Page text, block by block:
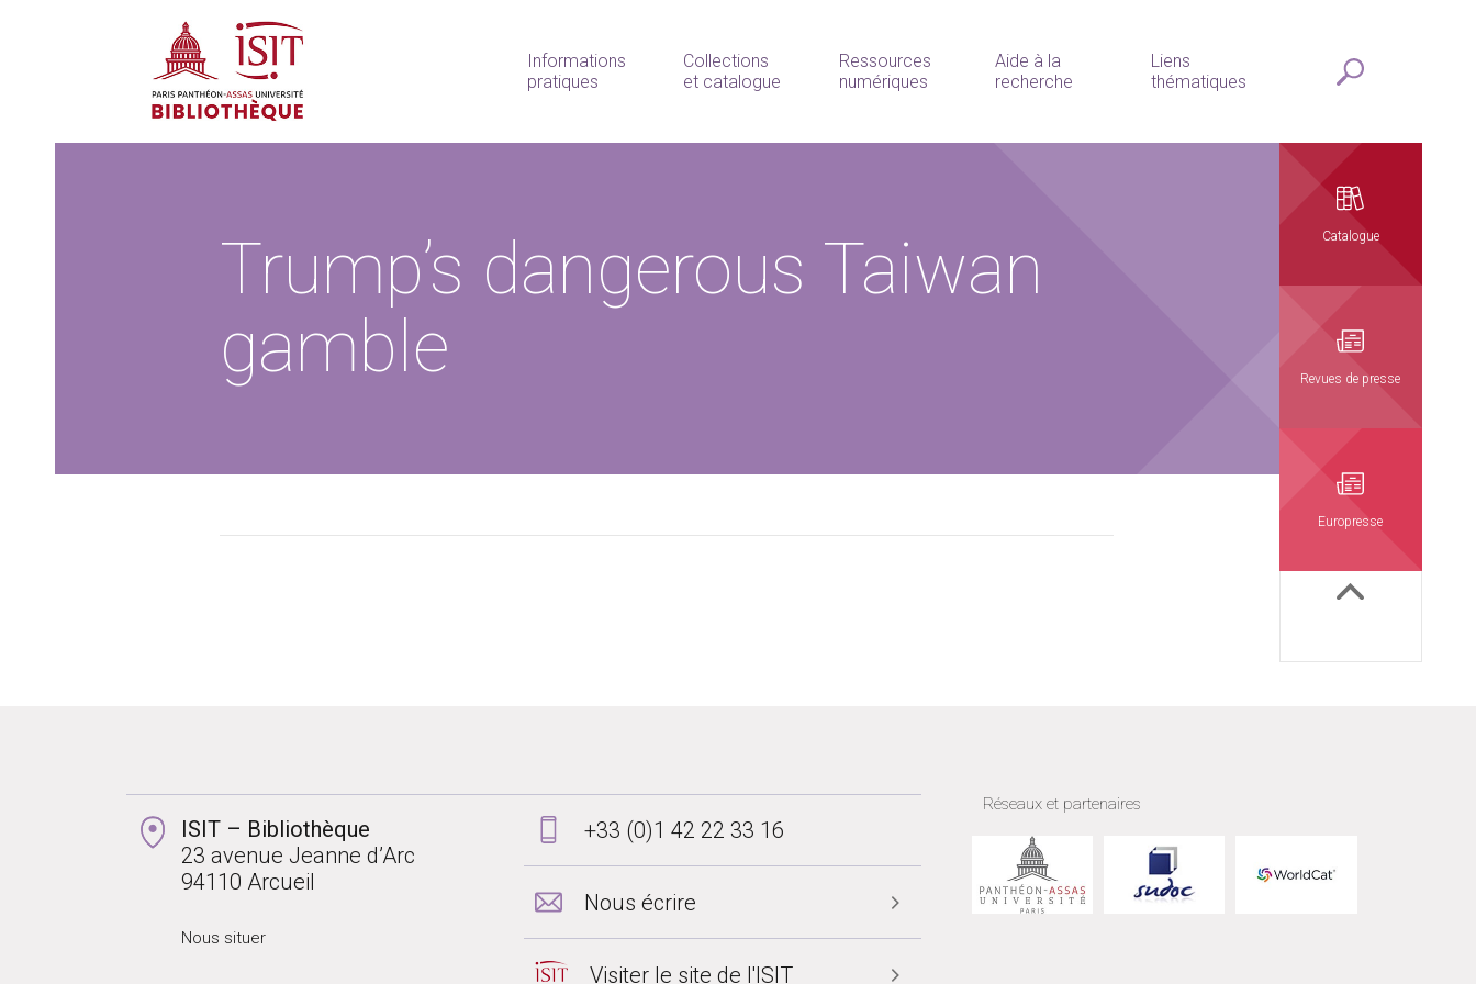
Informations
pratiques
Collections
et catalogue
Ressources
numériques
Aide à la
recherche
Liens
thématiques
Trump’s dangerous Taiwan
gamble
Catalogue
Revues de presse
Europresse
ISIT – Bibliothèque
23 avenue Jeanne d’Arc
94110 Arcueil
Nous situer
+33 (0)1 42 22 33 16
Nous écrire
Visiter le site de l'ISIT
Réseaux et partenaires